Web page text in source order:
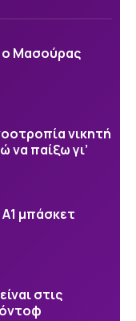
ο Μασούρας
νικητή
παίξω γι’
μπάσκετ
στις